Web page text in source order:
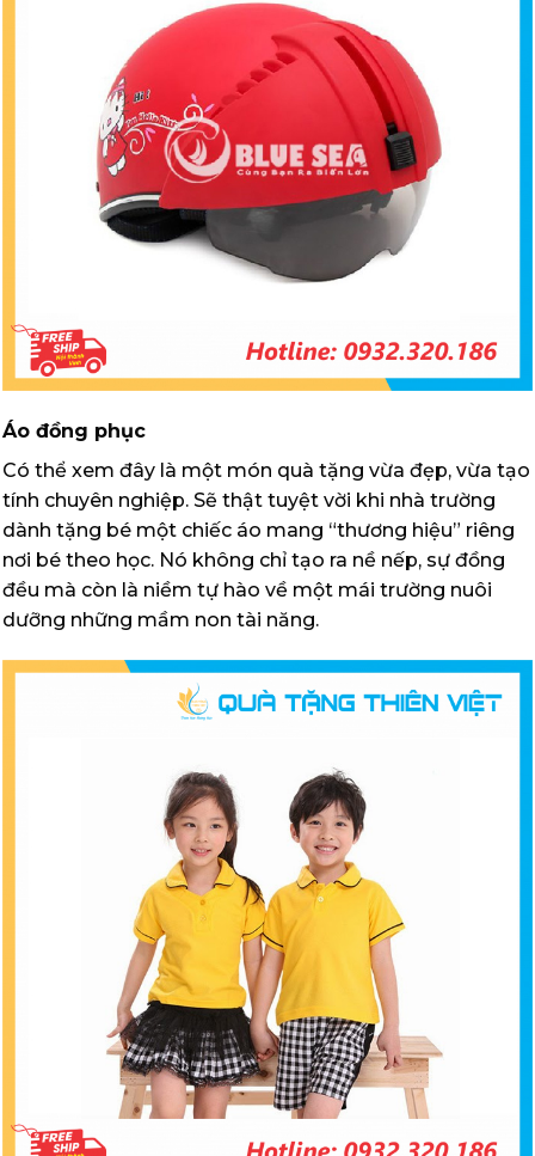
Áo đồng phục
Có thể xem đây là một món quà tặng vừa đẹp, vừa tạo
tính chuyên nghiệp. Sẽ thật tuyệt vời khi nhà trường
dành tặng bé một chiếc áo mang “thương hiệu” riêng
nơi bé theo học. Nó không chỉ tạo ra nề nếp, sự đồng
đều mà còn là niềm tự hào về một mái trường nuôi
dưỡng những mầm non tài năng.